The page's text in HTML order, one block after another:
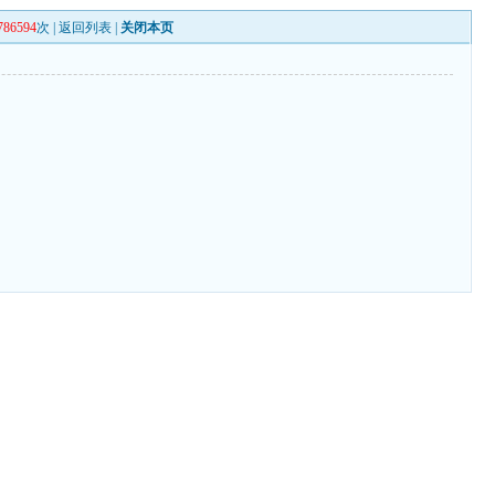
次 |返回列表 关闭本页